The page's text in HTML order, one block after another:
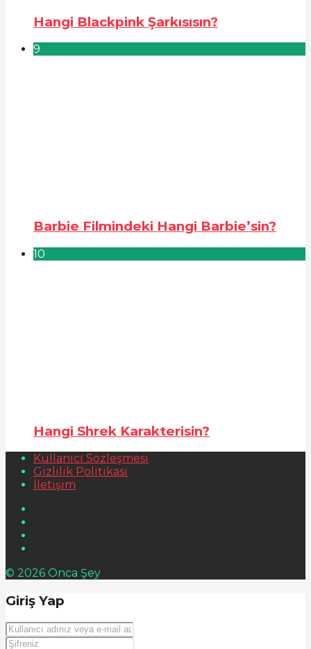
Hangi Blackpink Şarkısısın?
9
Barbie Filmindeki Hangi Barbie’sin?
10
Hangi Shrek Karakterisin?
Kullanıcı Sözleşmesi
Gizlilik Politikası
İletişim
© 2026 Onca Şey
Giriş Yap